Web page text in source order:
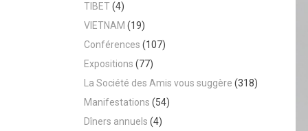
TIBET(4)
VIETNAM (19)
Conférences (107)
Expositions (77)
La Société des Amis vous suggère (318)
Manifestations (54)
Dîners annuels (4)